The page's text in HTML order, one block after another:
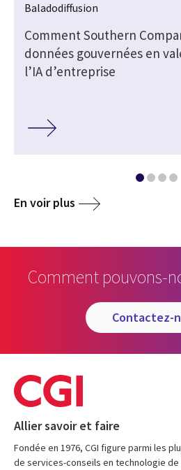
Baladodiffusion
Comment Southern
données gouvernées en
l’IA d’entreprise
En voir plus
Comment pouvons-
contactez-
Allier savoir et faire
Fondée en 1976, CGI figure parmi les
de services-conseils en technologie de